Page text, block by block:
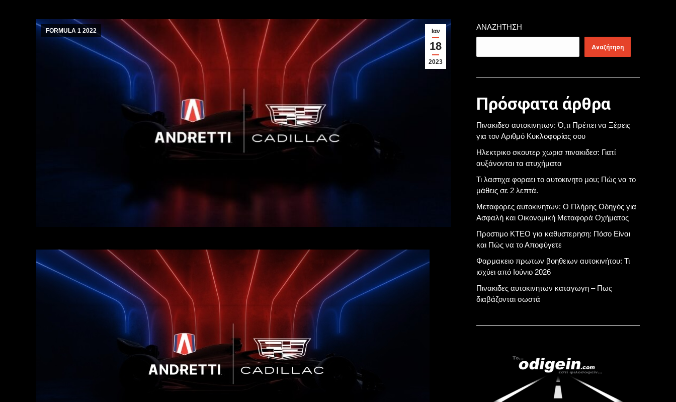
Ιαν
18
2023
FORMULA 1 2022 ΑΝΑΖΉΤΗΣΗ
Αναζήτηση
Πρόσφατα άρθρα
Πινακιδεσ αυτοκινητων: Ό,τι Πρέπει να Ξέρεις
για τον Αριθμό Κυκλοφορίας σου
Ηλεκτρικο σκουτερ χωρισ πινακιδεσ: Γιατί
αυξάνονται τα ατυχήματα
Τι λαστιχα φοραει το αυτοκινητο μου; Πώς να το
μάθεις σε 2 λεπτά.
Μεταφορες αυτοκινητων: Ο Πλήρης Οδηγός για
Ασφαλή και Οικονομική Μεταφορά Οχήματος
Προστιμο ΚΤΕΟ για καθυστερηση: Πόσο Είναι
και Πώς να το Αποφύγετε
Φαρμακειο πρωτων βοηθειων αυτοκινήτου: Τι
ισχύει από Ιούνιο 2026
Πινακιδες αυτοκινητων καταγωγη – Πως
διαβάζονται σωστά